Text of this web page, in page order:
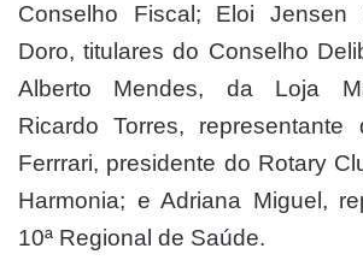
Conselho Fiscal; Eloi
Doro, titulares do Conselho
Alberto Mendes, da Loja
Ricardo Torres,
Ferrrari, presidente do Rotary
Harmonia; e Adriana Miguel,
10ª Regional de Saúde.